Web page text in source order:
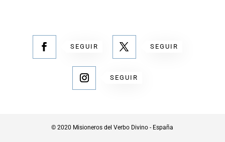
SEGUIR SEGUIR
SEGUIR
© 2020 Misioneros del Verbo Divino - España